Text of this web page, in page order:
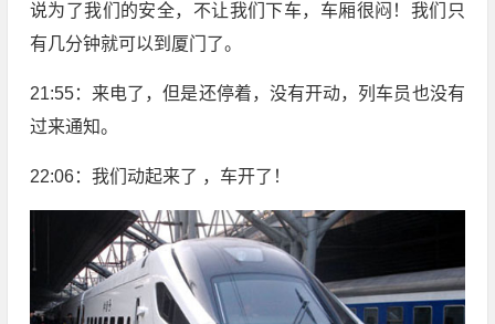
说为了我们的安全，不让我们下车，车厢很闷！我们只
有几分钟就可以到厦门了。
21:55：来电了，但是还停着，没有开动，列车员也没有
过来通知。
22:06：我们动起来了 ，车开了！